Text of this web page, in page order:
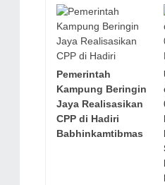
Pemerintah
Kampung Beringin
Jaya Realisasikan
CPP di Hadiri
Babhinkamtibmas